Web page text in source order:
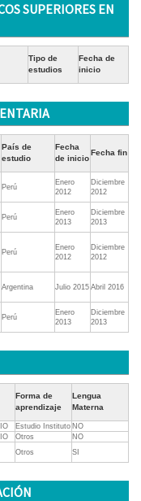
SUPERIORES EN
Tipo de
estudios
Fecha de
inicio
País de
estudio
Fecha
de inicio
Fecha fin
Perú
Enero
2012
Diciembre
2012
Perú
Enero
2013
Diciembre
2013
Perú
Enero
2012
Diciembre
2012
Argentina Julio 2015 Abril 2016
Perú
Enero
2013
Diciembre
2013
Forma de
aprendizaje
Lengua
Materna
Estudio Instituto NO
Otros
NO
Otros SI